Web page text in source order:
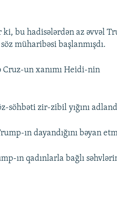
bu hadisələrdən az əvvəl
müharibəsi başlanmışdı.
un xanımı Heidi-nin
söhbəti zir-zibil yığını
ın dayandığını bəyan
ın qadınlarla bağlı